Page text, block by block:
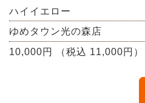
ハイイエロー
ゆめタウン光の森店
10,000円 （税込 11,000円）